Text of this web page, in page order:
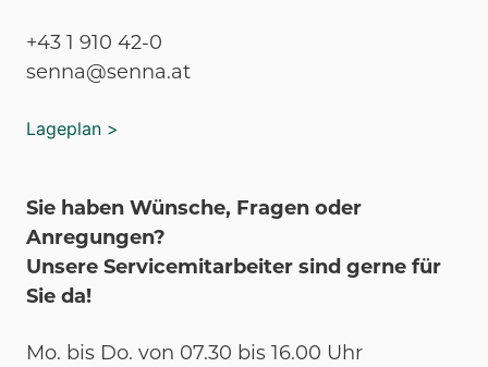
+43 1 910 42-0
senna@senna.at
Lageplan >
Sie haben Wünsche, Fragen oder
Anregungen?
Unsere Servicemitarbeiter sind gerne für
Sie da!
Mo. bis Do. von 07.30 bis 16.00 Uhr